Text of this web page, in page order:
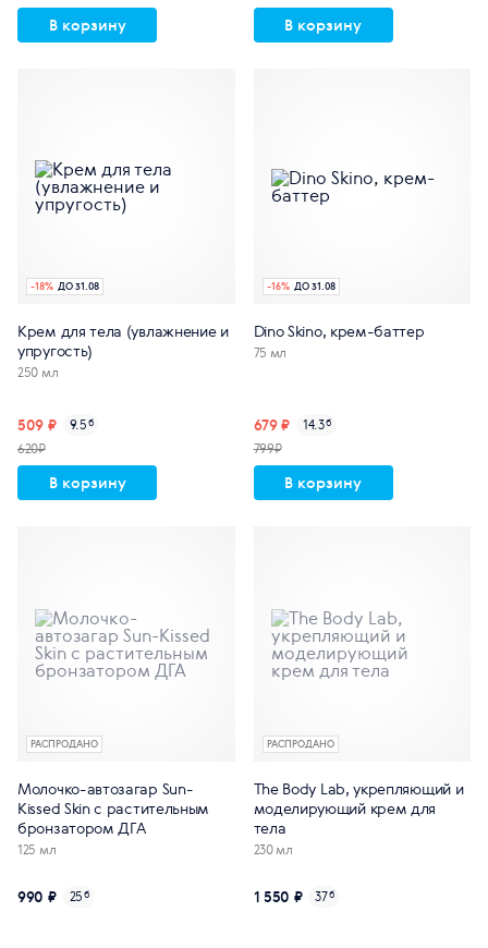
В корзину В корзину
-18% ДО 31.08
Крем для тела (увлажнение и
упругость)
250 мл
509 ₽ 9.5б
620₽
В корзину
-16% ДО 31.08
Dino Skino, крем-баттер
75 мл
679 ₽ 14.3б
799₽
В корзину
РАСПРОДАНО
Молочко-автозагар Sun-
Kissed Skin с растительным
бронзатором ДГА
125 мл
990 ₽ 25б
РАСПРОДАНО
The Body Lab, укрепляющий и
моделирующий крем для
тела
230 мл
1 550 ₽ 37б